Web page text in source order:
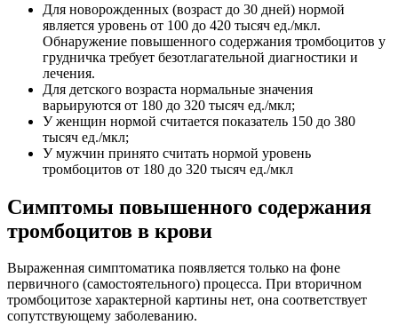
Для новорожденных (возраст до 30 дней) нормой
является уровень от 100 до 420 тысяч ед./мкл.
Обнаружение повышенного содержания тромбоцитов у
грудничка требует безотлагательной диагностики и
лечения.
Для детского возраста нормальные значения
варьируются от 180 до 320 тысяч ед./мкл;
У женщин нормой считается показатель 150 до 380
тысяч ед./мкл;
У мужчин принято считать нормой уровень
тромбоцитов от 180 до 320 тысяч ед./мкл
Симптомы повышенного содержания
тромбоцитов в крови
Выраженная симптоматика появляется только на фоне
первичного (самостоятельного) процесса. При вторичном
тромбоцитозе характерной картины нет, она соответствует
сопутствующему заболеванию.